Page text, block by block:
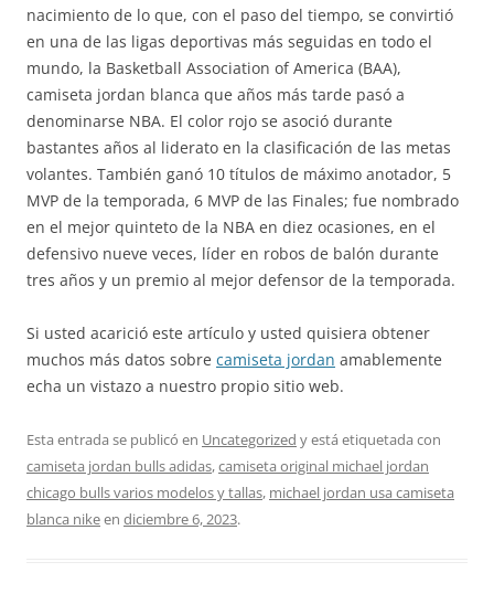
nacimiento de lo que, con el paso del tiempo, se convirtió
en una de las ligas deportivas más seguidas en todo el
mundo, la Basketball Association of America (BAA),
camiseta jordan blanca que años más tarde pasó a
denominarse NBA. El color rojo se asoció durante
bastantes años al liderato en la clasificación de las metas
volantes. También ganó 10 títulos de máximo anotador, 5
MVP de la temporada, 6 MVP de las Finales; fue nombrado
en el mejor quinteto de la NBA en diez ocasiones, en el
defensivo nueve veces, líder en robos de balón durante
tres años y un premio al mejor defensor de la temporada.
Si usted acarició este artículo y usted quisiera obtener
muchos más datos sobre camiseta jordan amablemente
echa un vistazo a nuestro propio sitio web.
Esta entrada se publicó en Uncategorized y está etiquetada con
camiseta jordan bulls adidas,camiseta original michael jordan
chicago bulls varios modelos y tallas, michael jordan usa camiseta
blanca nikeen diciembre 6, 2023.